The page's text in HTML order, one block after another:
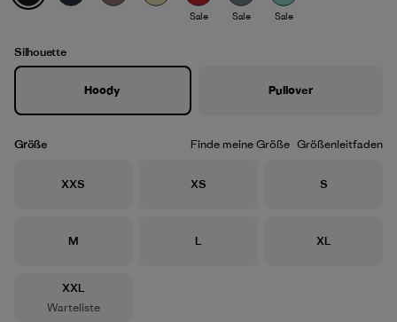
Sale Sale Sale
Silhouette
Hoody Pullover
Größe Finde meine Größe Größenleitfaden
Größe
XXS Größe
XS Größe
S
Größe
M Größe
L Größe
XL
Größe
XXL
Warteliste